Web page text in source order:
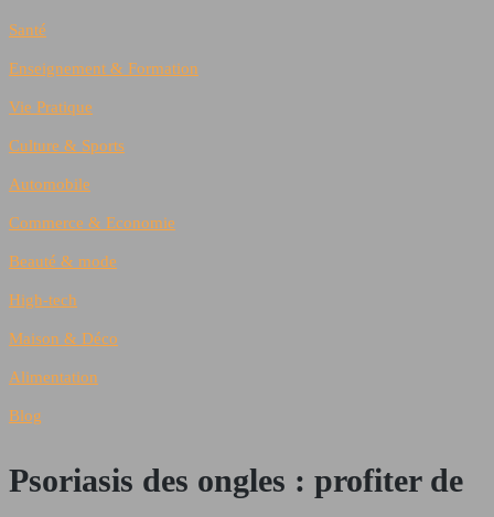
Santé
Enseignement & Formation
Vie Pratique
Culture & Sports
Automobile
Commerce & Economie
Beauté & mode
High-tech
Maison & Déco
Alimentation
Blog
Psoriasis des ongles : profiter de